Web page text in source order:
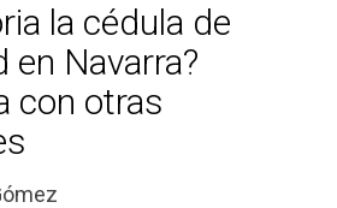
la cédula de
en Navarra?
con otras